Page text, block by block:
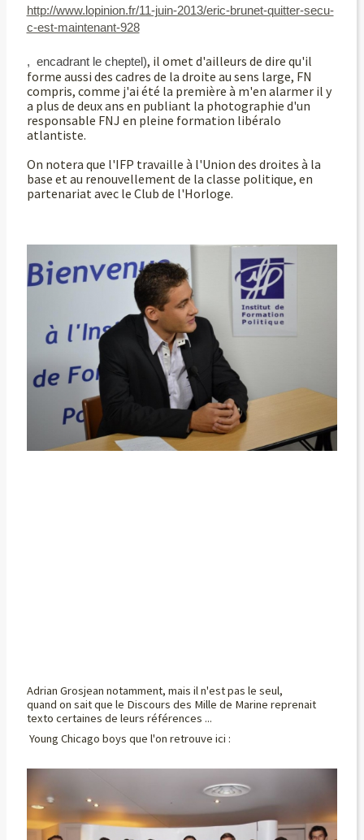
http://www.lopinion.fr/11-juin-2013/eric-brunet-quitter-secu-
c-est-maintenant-928
, encadrant le cheptel), il omet d'ailleurs de dire qu'il
forme aussi des cadres de la droite au sens large, FN
compris, comme j'ai été la première à m'en alarmer il y
a plus de deux ans en publiant la photographie d'un
responsable FNJ en pleine formation libéralo
atlantiste.
On notera que l'IFP travaille à l'Union des droites à la
base et au renouvellement de la classe politique, en
partenariat avec le Club de l'Horloge.
Adrian Grosjean notamment, mais il n'est pas le seul,
quand on sait que le Discours des Mille de Marine reprenait
texto certaines de leurs références ...
Young Chicago boys que l'on retrouve ici :